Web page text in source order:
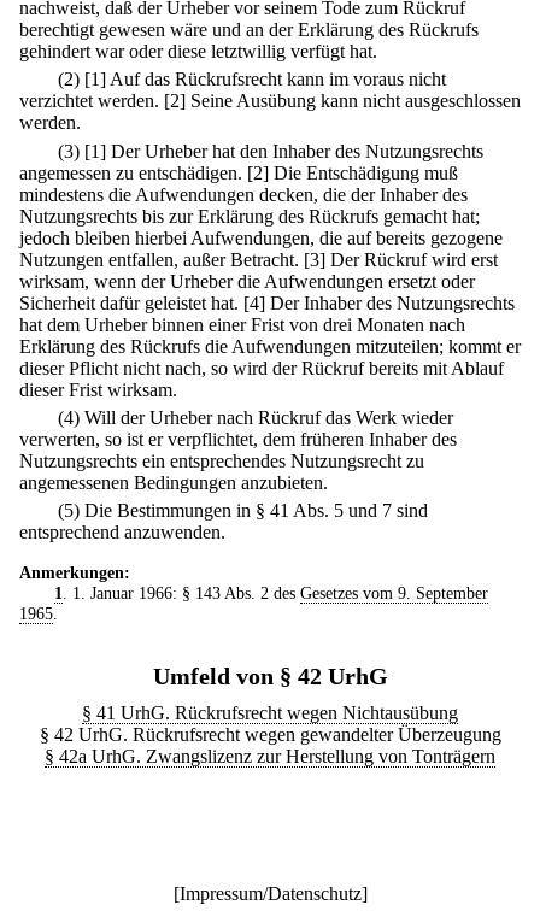
nachweist, daß der Urheber vor seinem Tode zum Rückruf
berechtigt gewesen wäre und an der Erklärung des Rückrufs
gehindert war oder diese letztwillig verfügt hat.
(2) [1] Auf das Rückrufsrecht kann im voraus nicht
verzichtet werden. [2] Seine Ausübung kann nicht ausgeschlossen
werden.
(3) [1] Der Urheber hat den Inhaber des Nutzungsrechts
angemessen zu entschädigen. [2] Die Entschädigung muß
mindestens die Aufwendungen decken, die der Inhaber des
Nutzungsrechts bis zur Erklärung des Rückrufs gemacht hat;
jedoch bleiben hierbei Aufwendungen, die auf bereits gezogene
Nutzungen entfallen, außer Betracht. [3] Der Rückruf wird erst
wirksam, wenn der Urheber die Aufwendungen ersetzt oder
Sicherheit dafür geleistet hat. [4] Der Inhaber des Nutzungsrechts
hat dem Urheber binnen einer Frist von drei Monaten nach
Erklärung des Rückrufs die Aufwendungen mitzuteilen; kommt er
dieser Pflicht nicht nach, so wird der Rückruf bereits mit Ablauf
dieser Frist wirksam.
(4) Will der Urheber nach Rückruf das Werk wieder
verwerten, so ist er verpflichtet, dem früheren Inhaber des
Nutzungsrechts ein entsprechendes Nutzungsrecht zu
angemessenen Bedingungen anzubieten.
(5) Die Bestimmungen in § 41 Abs. 5 und 7 sind
entsprechend anzuwenden.
Anmerkungen:
1
. 1. Januar 1966: § 143 Abs. 2 des Gesetzes vom 9. September
1965
Umfeld von § 42 UrhG
§ 41 UrhG. Rückrufsrecht wegen Nichtausübung
§ 42 UrhG. Rückrufsrecht wegen gewandelter Überzeugung
§ 42a UrhG. Zwangslizenz zur Herstellung von Tonträgern
[Impressum/Datenschutz]